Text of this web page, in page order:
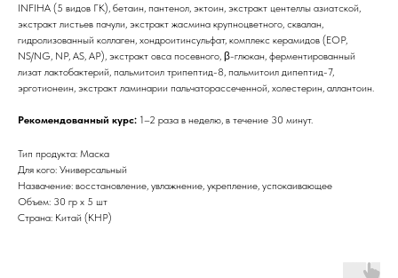
INFIHA (5 видов ГК), бетаин, пантенол, эктоин, экстракт центеллы азиатской,
экстракт листьев пачули, экстракт жасмина крупноцветного, сквалан,
гидролизованный коллаген, хондроитинсульфат, комплекс керамидов (EOP,
NS/NG, NP, AS, AP), экстракт овса посевного, β-глюкан, ферментированный
лизат лактобактерий, пальмитоил трипептид-8, пальмитоил дипептид-7,
эрготионеин, экстракт ламинарии пальчаторассеченной, холестерин, аллантоин.
Рекомендованный курс: 1–2 раза в неделю, в течение 30 минут.
Тип продукта: Маска
Для кого: Универсальный
Назвачение: восстановление, увлажнение, укрепление, успокаивающее
Объем: 30 гр х 5 шт
Страна: Китай (КНР)